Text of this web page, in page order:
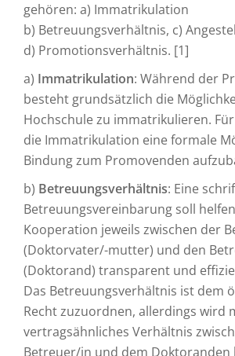
gehören: a) Immatrikulation
b) Betreuungsverhältnis, c)
d) Promotionsverhältnis. [1]
a) Immatrikulation: Während der
besteht grundsätzlich die
Hochschule zu immatrikulieren.
die Immatrikulation eine formale
Bindung zum Promovenden
b) Betreuungsverhältnis: Eine
Betreuungsvereinbarung soll
Kooperation jeweils zwischen der
(Doktorvater/-mutter) und den
(Doktorand) transparent und
Das Betreuungsverhältnis ist dem
Recht zuzuordnen, allerdings wird
vertragsähnliches Verhältnis
Betreuer/in und dem Doktoranden